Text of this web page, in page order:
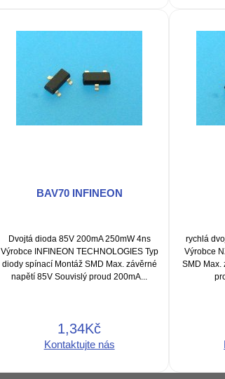
BAV70 INFINEON
Dvojtá dioda 85V 200mA 250mW 4ns
Výrobce INFINEON TECHNOLOGIES Typ
diody spínací Montáž SMD Max. závěrné
napětí 85V Souvislý proud 200mA...
1,34Kč
Kontaktujte nás
rychlá
Výrobce
SMD Max.